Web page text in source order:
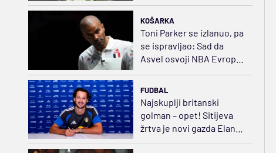
KOŠARKA
Toni Parker se izlanuo, pa
se ispravljao: Sad da
Asvel osvoji NBA Evropu,
FUDBAL
Najskuplji britanski
golman – opet! Sitijeva
žrtva je novi gazda Eland
Rouda